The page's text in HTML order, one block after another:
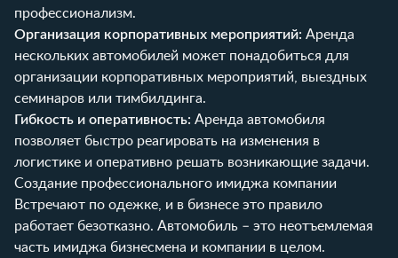
профессионализм.
Организация корпоративных мероприятий: Аренда
нескольких автомобилей может понадобиться для
организации корпоративных мероприятий, выездных
семинаров или тимбилдинга.
Гибкость и оперативность: Аренда автомобиля
позволяет быстро реагировать на изменения в
логистике и оперативно решать возникающие задачи.
Создание профессионального имиджа компании
Встречают по одежке, и в бизнесе это правило
работает безотказно. Автомобиль – это неотъемлемая
часть имиджа бизнесмена и компании в целом.